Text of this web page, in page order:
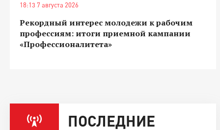
18:13 7 августа 2026
Рекордный интерес молодежи к рабочим
профессиям: итоги приемной кампании
«Профессионалитета»
ПОСЛЕДНИЕ